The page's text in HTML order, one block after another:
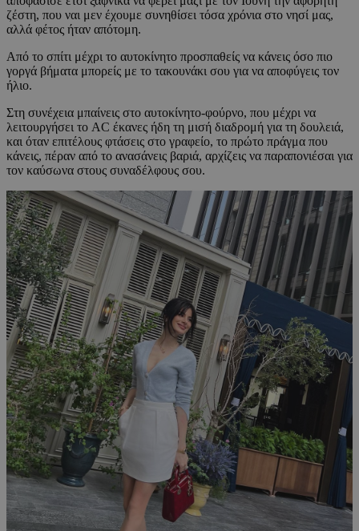
ζέστη, που ναι μεν έχουμε συνηθίσει τόσα χρόνια στο νησί μας,
αλλά φέτος ήταν απότομη.
Από το σπίτι μέχρι το αυτοκίνητο προσπαθείς να κάνεις όσο πιο
γοργά βήματα μπορείς με το τακουνάκι σου για να αποφύγεις τον
ήλιο.
Στη συνέχεια μπαίνεις στο αυτοκίνητο-φούρνο, που μέχρι να
λειτουργήσει το AC έκανες ήδη τη μισή διαδρομή για τη δουλειά,
και όταν επιτέλους φτάσεις στο γραφείο, το πρώτο πράγμα που
κάνεις, πέραν από το ανασάνεις βαριά, αρχίζεις να παραπονιέσαι για
τον καύσωνα στους συναδέλφους σου.